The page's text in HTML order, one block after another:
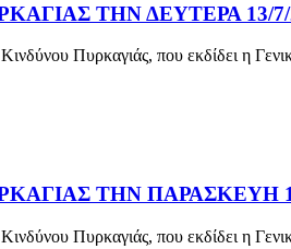
ΤΗΝ ΔΕΥΤΕΡΑ 13/7/
Πυρκαγιάς, που εκδίδει η
ΤΗΝ ΠΑΡΑΣΚΕΥΗ
Πυρκαγιάς, που εκδίδει η